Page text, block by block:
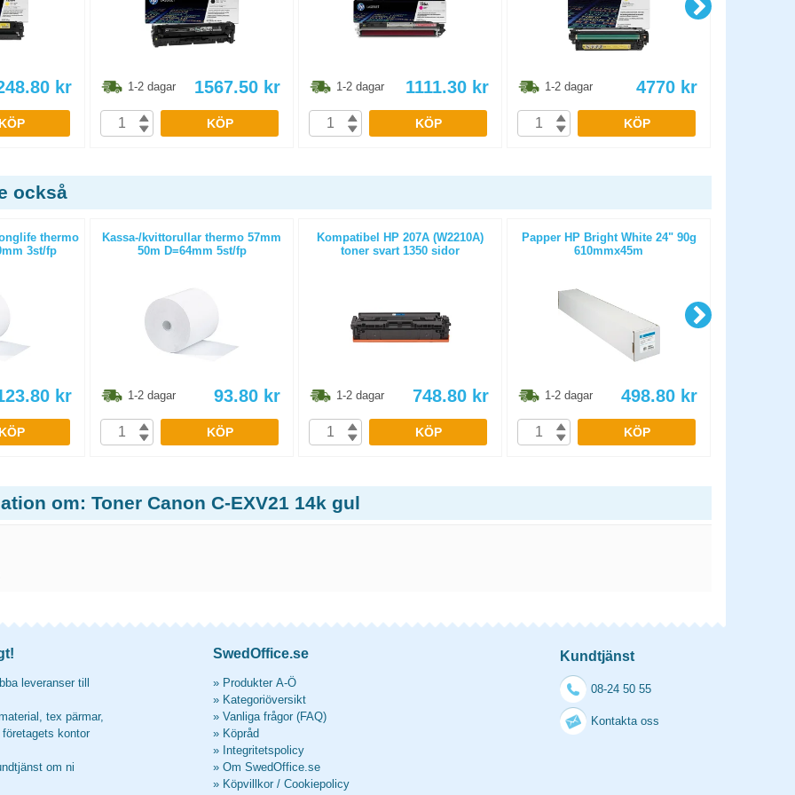
kr
KÖP
1-2 dagar 1567.50 kr
KÖP
1-2 dagar 1111.30 kr
KÖP
1-2 dagar 4770 kr
KÖP
också
thermo
3st/fp
kr
KÖP
Kassa-/kvittorullar thermo 57mm
50m D=64mm 5st/fp
1-2 dagar 93.80 kr
KÖP
Kompatibel HP 207A (W2210A)
toner svart 1350 sidor
1-2 dagar 748.80 kr
KÖP
Papper HP Bright White 24" 90g
610mmx45m
1-2 dagar 498.80 kr
KÖP
om: Toner Canon C-EXV21 14k gul
leveranser till
tex pärmar,
kontor
om ni
SwedOffice.se
» Produkter A-Ö
» Kategoriöversikt
» Vanliga frågor (FAQ)
» Köpråd
» Integritetspolicy
» Om SwedOffice.se
» Köpvillkor / Cookiepolicy
Kundtjänst
08-24 50 55
Kontakta oss